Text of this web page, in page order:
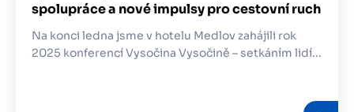
spolupráce a nové impulsy pro cestovní ruch
Na konci ledna jsme v hotelu Medlov zahájili rok
2025 konferencí Vysočina Vysočině – setkáním lidí...